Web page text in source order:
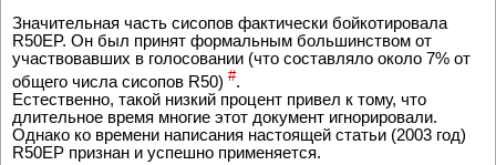
Значительная часть сисопов фактически бойкотировала
R50EP. Он был принят формальным большинством от
участвовавших в голосовании (что составляло около 7% от
общего числа сисопов R50) #.
Естественно, такой низкий процент привел к тому, что
длительное время многие этот документ игнорировали.
Однако ко времени написания настоящей статьи (2003 год)
R50EP признан и успешно применяется.